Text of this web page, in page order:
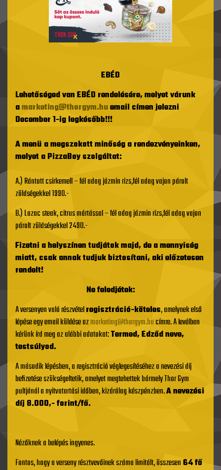
EBÉD
Lehetőséged van EBÉD rendelésére, melyet várunk
amarketing@thorgym.huemail címen jelezni
December 1-ig legkésőbb!!!
A menü a megszokott minőség a rendezvényeinken,
melyet a PizzaBoy szolgáltat:
A.) Rántott csirkemell – fél adag jázmin rizs,fél adag vajon párolt
zöldségekkel 1990.-
B.) Lazac steak, citrus mártással – fél adag jázmin rizs,fél adag vajon
párolt zöldségekkel 2490.-
Fizetni a helyszínen tudjátok majd, de a mennyiség
miatt, csak annak tudjuk biztosítani, aki előzetesen
rendelt!
Ne feledjétek:
A versenyen való részvételregisztráció-köteles, amelynek első
lépése egy email küldése azmarketing@thorgym.hucímre. A levélben
kérünk írd meg az alábbi adatokat:Termed, Edződ neve,
testsúlyod.
A második lépésben, a regisztráció véglegesítéséhez a nevezési díj
befizetése szükségeltetik, amelyet megtehettek bármely Thor Gym
pultjánál a nyitvatartási időben, kizárólag készpénzben.A nevezési
díj 8.000,- forint/fő.
Nézőknek a belépés ingyenes.
Fontos, hogy a verseny résztvevőinek száma limitált, összesen64 fő